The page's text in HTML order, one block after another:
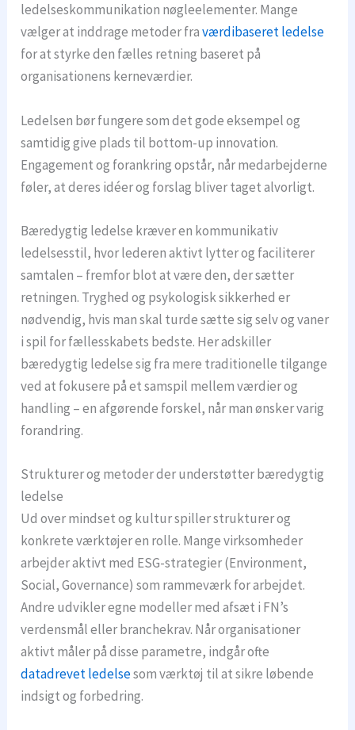
ledelseskommunikation nøgleelementer. Mange
vælger at inddrage metoder fraværdibaseret ledelse
for at styrke den fælles retning baseret på
organisationens kerneværdier.
Ledelsen bør fungere som det gode eksempel og
samtidig give plads til bottom-up innovation.
Engagement og forankring opstår, når medarbejderne
føler, at deres idéer og forslag bliver taget alvorligt.
Bæredygtig ledelse kræver en kommunikativ
ledelsesstil, hvor lederen aktivt lytter og faciliterer
samtalen – fremfor blot at være den, der sætter
retningen. Tryghed og psykologisk sikkerhed er
nødvendig, hvis man skal turde sætte sig selv og vaner
i spil for fællesskabets bedste. Her adskiller
bæredygtig ledelse sig fra mere traditionelle tilgange
ved at fokusere på et samspil mellem værdier og
handling – en afgørende forskel, når man ønsker varig
forandring.
Strukturer og metoder der understøtter bæredygtig
ledelse
Ud over mindset og kultur spiller strukturer og
konkrete værktøjer en rolle. Mange virksomheder
arbejder aktivt med ESG-strategier (Environment,
Social, Governance) som rammeværk for arbejdet.
Andre udvikler egne modeller med afsæt i FN’s
verdensmål eller branchekrav. Når organisationer
aktivt måler på disse parametre, indgår ofte
datadrevet ledelsesom værktøj til at sikre løbende
indsigt og forbedring.